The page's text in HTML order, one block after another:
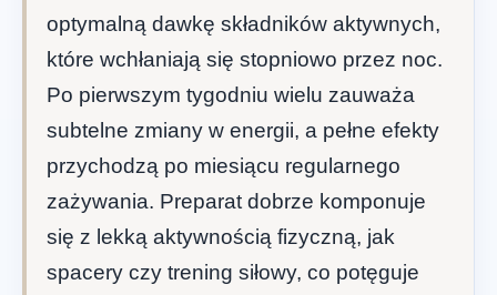
optymalną dawkę składników aktywnych,
które wchłaniają się stopniowo przez noc.
Po pierwszym tygodniu wielu zauważa
subtelne zmiany w energii, a pełne efekty
przychodzą po miesiącu regularnego
zażywania. Preparat dobrze komponuje
się z lekką aktywnością fizyczną, jak
spacery czy trening siłowy, co potęguje